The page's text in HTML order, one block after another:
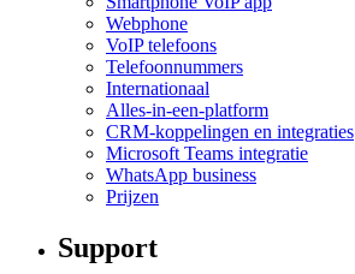
Webphone
VoIP telefoons
Telefoonnummers
Internationaal
Alles-in-een-platform
CRM-koppelingen en integraties
Microsoft Teams integratie
WhatsApp business
Prijzen
Support